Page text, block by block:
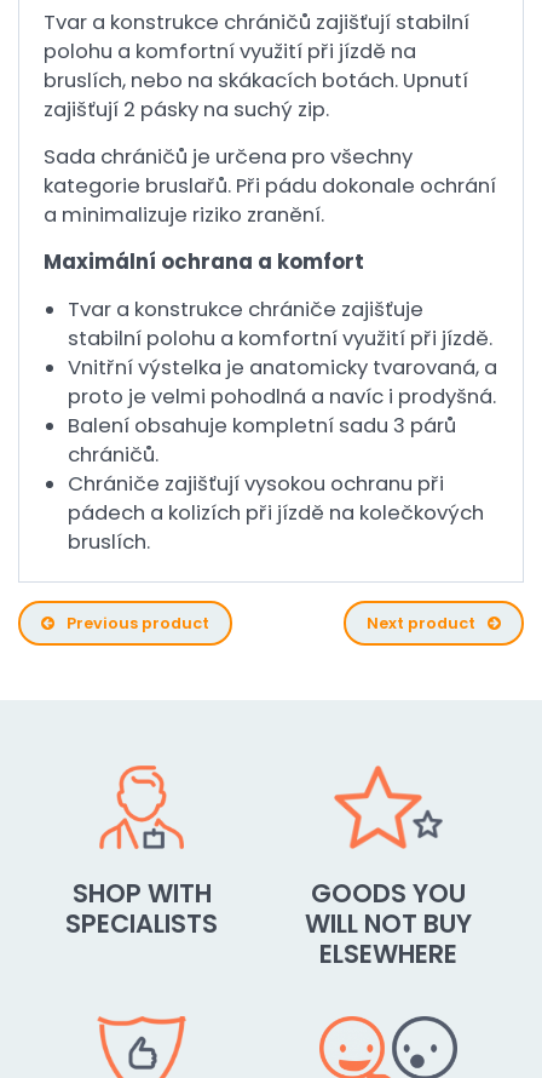
Tvar a konstrukce chráničů zajišťují stabilní
polohu a komfortní využití při jízdě na
bruslích, nebo na skákacích botách. Upnutí
zajišťují 2 pásky na suchý zip.
Sada chráničů je určena pro všechny
kategorie bruslařů. Při pádu dokonale ochrání
a minimalizuje riziko zranění.
Maximální ochrana a komfort
Tvar a konstrukce chrániče zajišťuje
stabilní polohu a komfortní využití při jízdě.
Vnitřní výstelka je anatomicky tvarovaná, a
proto je velmi pohodlná a navíc i prodyšná.
Balení obsahuje kompletní sadu 3 párů
chráničů.
Chrániče zajišťují vysokou ochranu při
pádech a kolizích při jízdě na kolečkových
bruslích.
Previous product Next product
SHOP WITH
SPECIALISTS
GOODS YOU
WILL NOT BUY
ELSEWHERE